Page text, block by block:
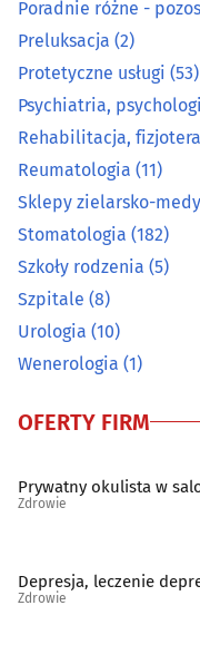
Okulistyka (30)
Onkologia(11)
Ortodoncja(17)
Ortopedia (19)
Osteopatia
Pediatria(10)
Poradnie różne -
Poradnie różne -
Preluksacja (2)
Protetyczne usługi (53)
Psychiatria,
Rehabilitacja,
Reumatologia (11)
Sklepy zielarsko-
Stomatologia (182)
Szkoły rodzenia (5)
Szpitale (8)
Urologia (10)
Wenerologia (1)
OFERTY FIRM
Prywatny okulista w
Zdrowie
Depresja, leczenie
Zdrowie